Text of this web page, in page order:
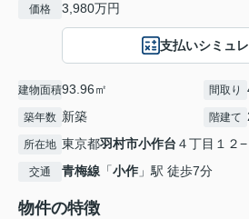
価格 3,980万円
支払いシミュ
建物面積93.96㎡ 間取り
築年数 新築 階建て
所在地 東京都羽村市小作台 ４丁目１２−
交通 青梅線 「小作 」駅 徒歩7分
物件の特徴